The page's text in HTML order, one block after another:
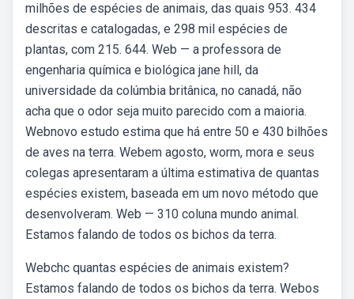
milhões de espécies de animais, das quais 953. 434
descritas e catalogadas, e 298 mil espécies de
plantas, com 215. 644. Web — a professora de
engenharia química e biológica jane hill, da
universidade da colúmbia britânica, no canadá, não
acha que o odor seja muito parecido com a maioria.
Webnovo estudo estima que há entre 50 e 430 bilhões
de aves na terra. Webem agosto, worm, mora e seus
colegas apresentaram a última estimativa de quantas
espécies existem, baseada em um novo método que
desenvolveram. Web — 310 coluna mundo animal.
Estamos falando de todos os bichos da terra.
Webchc quantas espécies de animais existem?
Estamos falando de todos os bichos da terra. Webos